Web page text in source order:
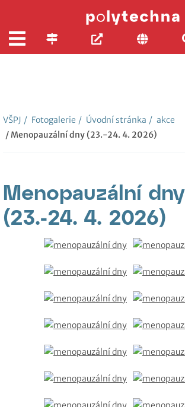
VŠPJ / Fotogalerie / Úvodní stránka / akce
/ Menopauzální dny (23.-24. 4. 2026)
Menopauzální dny
(23.-24. 4. 2026)